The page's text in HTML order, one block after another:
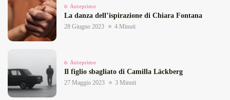
Anteprime
La danza dell’ispirazione di Chiara Fontana
28 Giugno 2023 4 Minuti
Anteprime
Il figlio sbagliato di Camilla Läckberg
27 Maggio 2023 3 Minuti